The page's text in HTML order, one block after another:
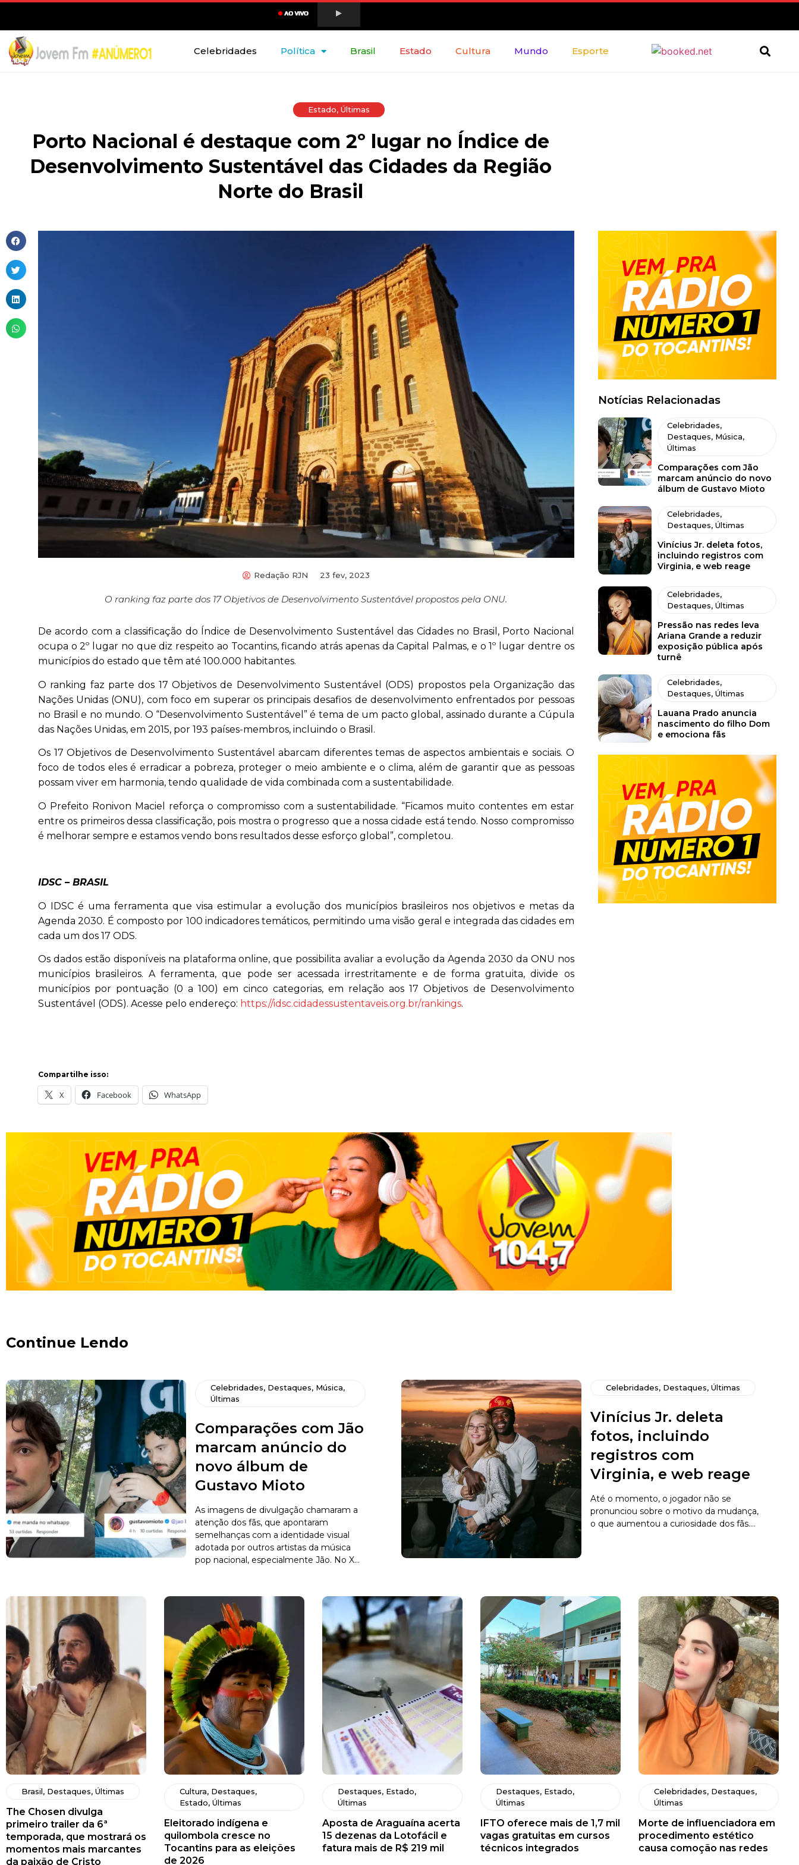
Celebridades Política Brasil Estado Cultura Mundo Esporte
Estado, Últimas
Porto Nacional é destaque com 2º lugar no Índice de
Desenvolvimento Sustentável das Cidades da Região
Norte do Brasil
Redação RJN 23 fev, 2023
O ranking faz parte dos 17 Objetivos de Desenvolvimento Sustentável propostos pela ONU.
De acordo com a classificação do Índice de Desenvolvimento Sustentável das Cidades no Brasil, Porto Nacional
ocupa o 2º lugar no que diz respeito ao Tocantins, ficando atrás apenas da Capital Palmas, e o 1º lugar dentre os
municípios do estado que têm até 100.000 habitantes.
O ranking faz parte dos 17 Objetivos de Desenvolvimento Sustentável (ODS) propostos pela Organização das
Nações Unidas (ONU), com foco em superar os principais desafios de desenvolvimento enfrentados por pessoas
no Brasil e no mundo. O “Desenvolvimento Sustentável” é tema de um pacto global, assinado durante a Cúpula
das Nações Unidas, em 2015, por 193 países-membros, incluindo o Brasil.
Os 17 Objetivos de Desenvolvimento Sustentável abarcam diferentes temas de aspectos ambientais e sociais. O
foco de todos eles é erradicar a pobreza, proteger o meio ambiente e o clima, além de garantir que as pessoas
possam viver em harmonia, tendo qualidade de vida combinada com a sustentabilidade.
O Prefeito Ronivon Maciel reforça o compromisso com a sustentabilidade. “Ficamos muito contentes em estar
entre os primeiros dessa classificação, pois mostra o progresso que a nossa cidade está tendo. Nosso compromisso
é melhorar sempre e estamos vendo bons resultados desse esforço global”, completou.
IDSC – BRASIL
O IDSC é uma ferramenta que visa estimular a evolução dos municípios brasileiros nos objetivos e metas da
Agenda 2030. É composto por 100 indicadores temáticos, permitindo uma visão geral e integrada das cidades em
cada um dos 17 ODS.
Os dados estão disponíveis na plataforma online, que possibilita avaliar a evolução da Agenda 2030 da ONU nos
municípios brasileiros. A ferramenta, que pode ser acessada irrestritamente e de forma gratuita, divide os
municípios por pontuação (0 a 100) em cinco categorias, em relação aos 17 Objetivos de Desenvolvimento
Sustentável (ODS). Acesse pelo endereço: https://idsc.cidadessustentaveis.org.br/rankings.
Compartilhe isso:
X Facebook WhatsApp
Notícias Relacionadas
Celebridades,
Destaques, Música,
Últimas
Comparações com Jão
marcam anúncio do novo
álbum de Gustavo Mioto
Celebridades,
Destaques, Últimas
Vinícius Jr. deleta fotos,
incluindo registros com
Virginia, e web reage
Celebridades,
Destaques, Últimas
Pressão nas redes leva
Ariana Grande a reduzir
exposição pública após
turnê
Celebridades,
Destaques, Últimas
Lauana Prado anuncia
nascimento do filho Dom
e emociona fãs
Continue Lendo
Celebridades, Destaques, Música,
Últimas
Comparações com Jão
marcam anúncio do
novo álbum de
Gustavo Mioto
As imagens de divulgação chamaram a
atenção dos fãs, que apontaram
semelhanças com a identidade visual
adotada por outros artistas da música
pop nacional, especialmente Jão. No X...
Celebridades, Destaques, Últimas
Vinícius Jr. deleta
fotos, incluindo
registros com
Virginia, e web reage
Até o momento, o jogador não se
pronunciou sobre o motivo da mudança,
o que aumentou a curiosidade dos fãs....
Brasil, Destaques, Últimas
The Chosen divulga
primeiro trailer da 6ª
temporada, que mostrará os
momentos mais marcantes
da paixão de Cristo
Cultura, Destaques,
Estado, Últimas
Eleitorado indígena e
quilombola cresce no
Tocantins para as eleições
de 2026
Destaques, Estado,
Últimas
Aposta de Araguaína acerta
15 dezenas da Lotofácil e
fatura mais de R$ 219 mil
Destaques, Estado,
Últimas
IFTO oferece mais de 1,7 mil
vagas gratuitas em cursos
técnicos integrados
Celebridades, Destaques,
Últimas
Morte de influenciadora em
procedimento estético
causa comoção nas redes